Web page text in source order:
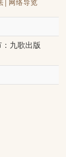
│ 网络导览
九歌出版